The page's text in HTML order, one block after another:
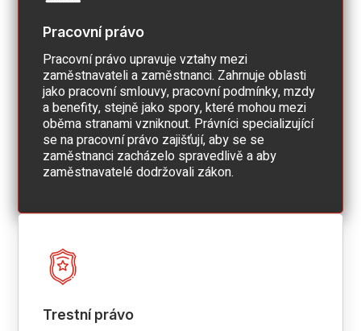
Pracovní právo
Pracovní právo upravuje vztahy mezi
zaměstnavateli a zaměstnanci. Zahrnuje oblasti
jako pracovní smlouvy, pracovní podmínky, mzdy
a benefity, stejně jako spory, které mohou mezi
oběma stranami vzniknout. Právníci specializující
se na pracovní právo zajišťují, aby se se
zaměstnanci zacházelo spravedlivě a aby
zaměstnavatelé dodržovali zákon.
Trestní právo